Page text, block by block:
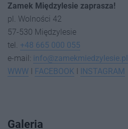
Zamek Międzylesie zaprasza!
pl. Wolności 42
57-530 Międzylesie
tel. +48 665 000 055
e-mail: info@zamekmiedzylesie.pl
WWW I FACEBOOK I INSTAGRAM
Galeria